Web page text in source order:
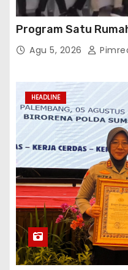
Program Satu
Agu 5, 2026
HEADLINE